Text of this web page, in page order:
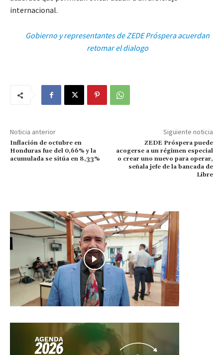
internacional.
Gobierno y representantes de ZEDE Próspera acuerdan
retomar el dialogo
Noticia anterior
Inflación de octubre en
Honduras fue del 0,66% y la
acumulada se sitúa en 8,33%
Siguiente noticia
ZEDE Próspera puede
acogerse a un régimen especial
o crear uno nuevo para operar,
señala jefe de la bancada de
Libre